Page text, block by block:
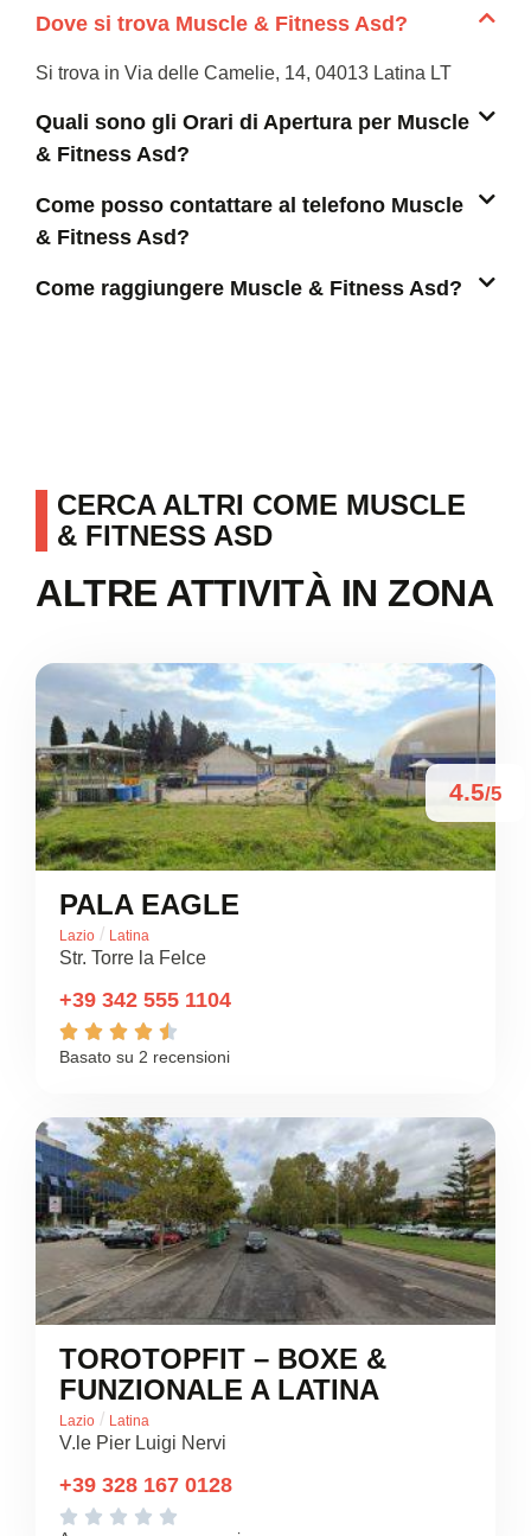
Dove si trova Muscle & Fitness Asd?
Si trova in Via delle Camelie, 14, 04013 Latina LT
Quali sono gli Orari di Apertura per Muscle
& Fitness Asd?
Come posso contattare al telefono Muscle
& Fitness Asd?
Come raggiungere Muscle & Fitness Asd?
CERCA ALTRI COME MUSCLE
& FITNESS ASD
ALTRE ATTIVITÀ IN ZONA
4.5/5
PALA EAGLE
Lazio / Latina
Str. Torre la Felce
+39 342 555 1104
    
Basato su 2 recensioni
TOROTOPFIT – BOXE &
FUNZIONALE A LATINA
Lazio / Latina
V.le Pier Luigi Nervi
+39 328 167 0128
    